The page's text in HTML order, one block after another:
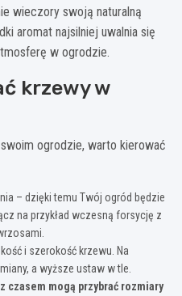
wieczory swoją naturalną
aromat najsilniej uwalnia się
w ogrodzie.
krzewy w
ogrodzie, warto kierować
– dzięki temu Twój ogród będzie
na przykład wczesną forsycję z
i szerokość krzewu. Na
a wyższe ustaw w tle.
czasem mogą przybrać rozmiary